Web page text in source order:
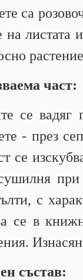
са
на листата
част:
се вадяг
- през
се
при
с
се в
състав: